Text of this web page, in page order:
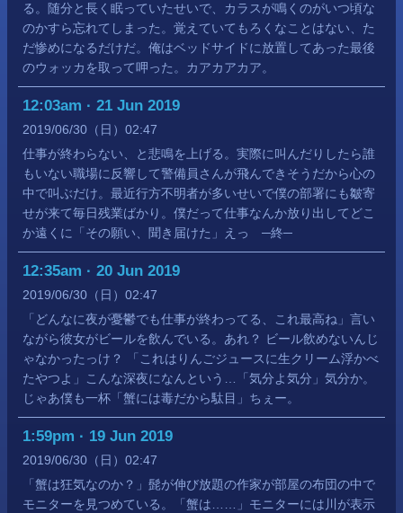
る。随分と長く眠っていたせいで、カラスが鳴くのがいつ頃な
のかすら忘れてしまった。覚えていてもろくなことはない、た
だ惨めになるだけだ。俺はベッドサイドに放置してあった最後
のウォッカを取って呷った。カアカアカア。
12:03am · 21 Jun 2019
2019 06 30 （日） 02:47
仕事が終わらない、と悲鳴を上げる。実際に叫んだりしたら誰
もいない職場に反響して警備員さんが飛んできそうだから心の
中で叫ぶだけ。最近行方不明者が多いせいで僕の部署にも皺寄
せが来て毎日残業ばかり。僕だって仕事なんか放り出してどこ
か遠くに「その願い、聞き届けた」えっ ─終─
12:35am · 20 Jun 2019
2019 06 30 （日） 02:47
「どんなに夜が憂鬱でも仕事が終わってる、これ最高ね」言い
ながら彼女がビールを飲んでいる。あれ？ ビール飲めないんじ
ゃなかったっけ？ 「これはりんごジュースに生クリーム浮かべ
たやつよ」こんな深夜になんという…「気分よ気分」気分か。
じゃあ僕も一杯「蟹には毒だから駄目」ちぇー。
1:59pm · 19 Jun 2019
2019 06 30 （日） 02:47
「蟹は狂気なのか？」髭が伸び放題の作家が部屋の布団の中で
モニターを見つめている。「蟹は……」モニターには川が表示